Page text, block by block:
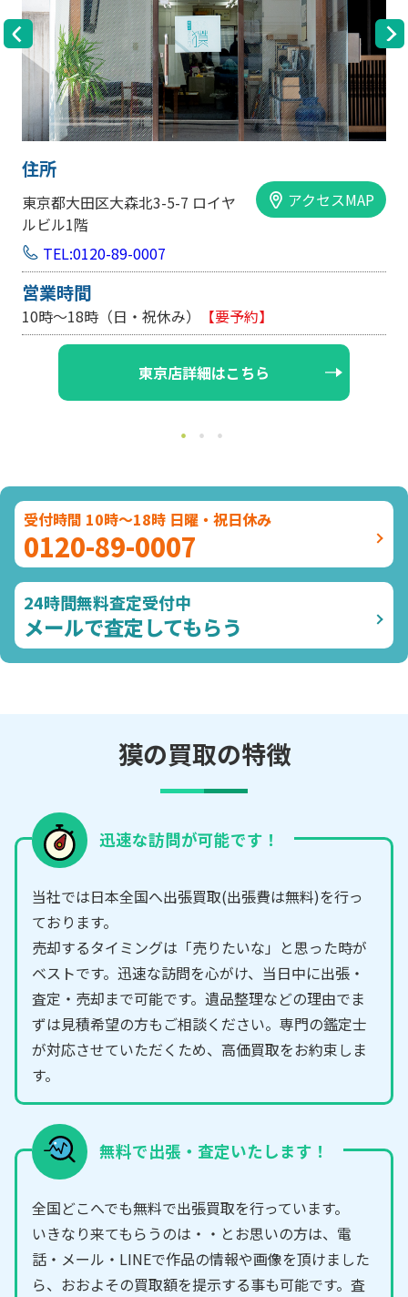
住所
大阪市中央区内平野町1-1-5 西大
手前ビル103号
アクセスMAP
TEL:0120-89-0007
営業時間
10時～18時（日・祝休み/土曜は不定休）
大阪店詳細はこちら
受付時間 10時～18時 日曜・祝日休み
0120-89-0007
24時間無料査定受付中
メールで査定してもらう
獏の買取の特徴
迅速な訪問が可能です！
当社では日本全国へ出張買取(出張費は無料)を行っ
ております。
売却するタイミングは「売りたいな」と思った時が
ベストです。迅速な訪問を心がけ、当日中に出張・
査定・売却まで可能です。遺品整理などの理由でま
ずは見積希望の方もご相談ください。専門の鑑定士
が対応させていただくため、高価買取をお約束しま
す。
無料で出張・査定いたします！
全国どこへでも無料で出張買取を行っています。
いきなり来てもらうのは・・とお思いの方は、電
話・メール・LINEで作品の情報や画像を頂けました
ら、おおよその買取額を提示する事も可能です。査